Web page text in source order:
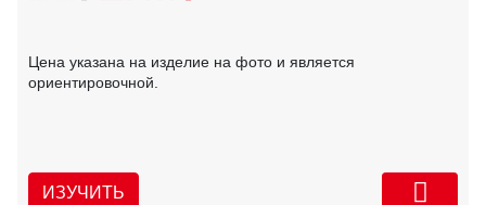
Цена указана на изделие на фото и является
ориентировочной.
ИЗУЧИТЬ